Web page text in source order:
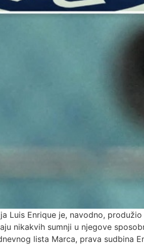
Luis Enrique je, navodno,
nikakvih sumnji u njegove
lista Marca, prava sudbina